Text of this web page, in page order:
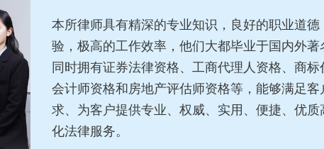
本所律师具有精深的专业知识，良好的职业道
验，极高的工作效率，他们大都毕业于国内外
同时拥有证券法律资格、工商代理人资格、商
会计师资格和房地产评估师资格等，能够满足
求、为客户提供专业、权威、实用、便捷、优
化法律服务。